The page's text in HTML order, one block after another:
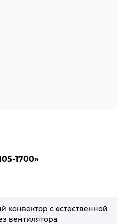
1700»
конвектор с естественной
вентилятора.